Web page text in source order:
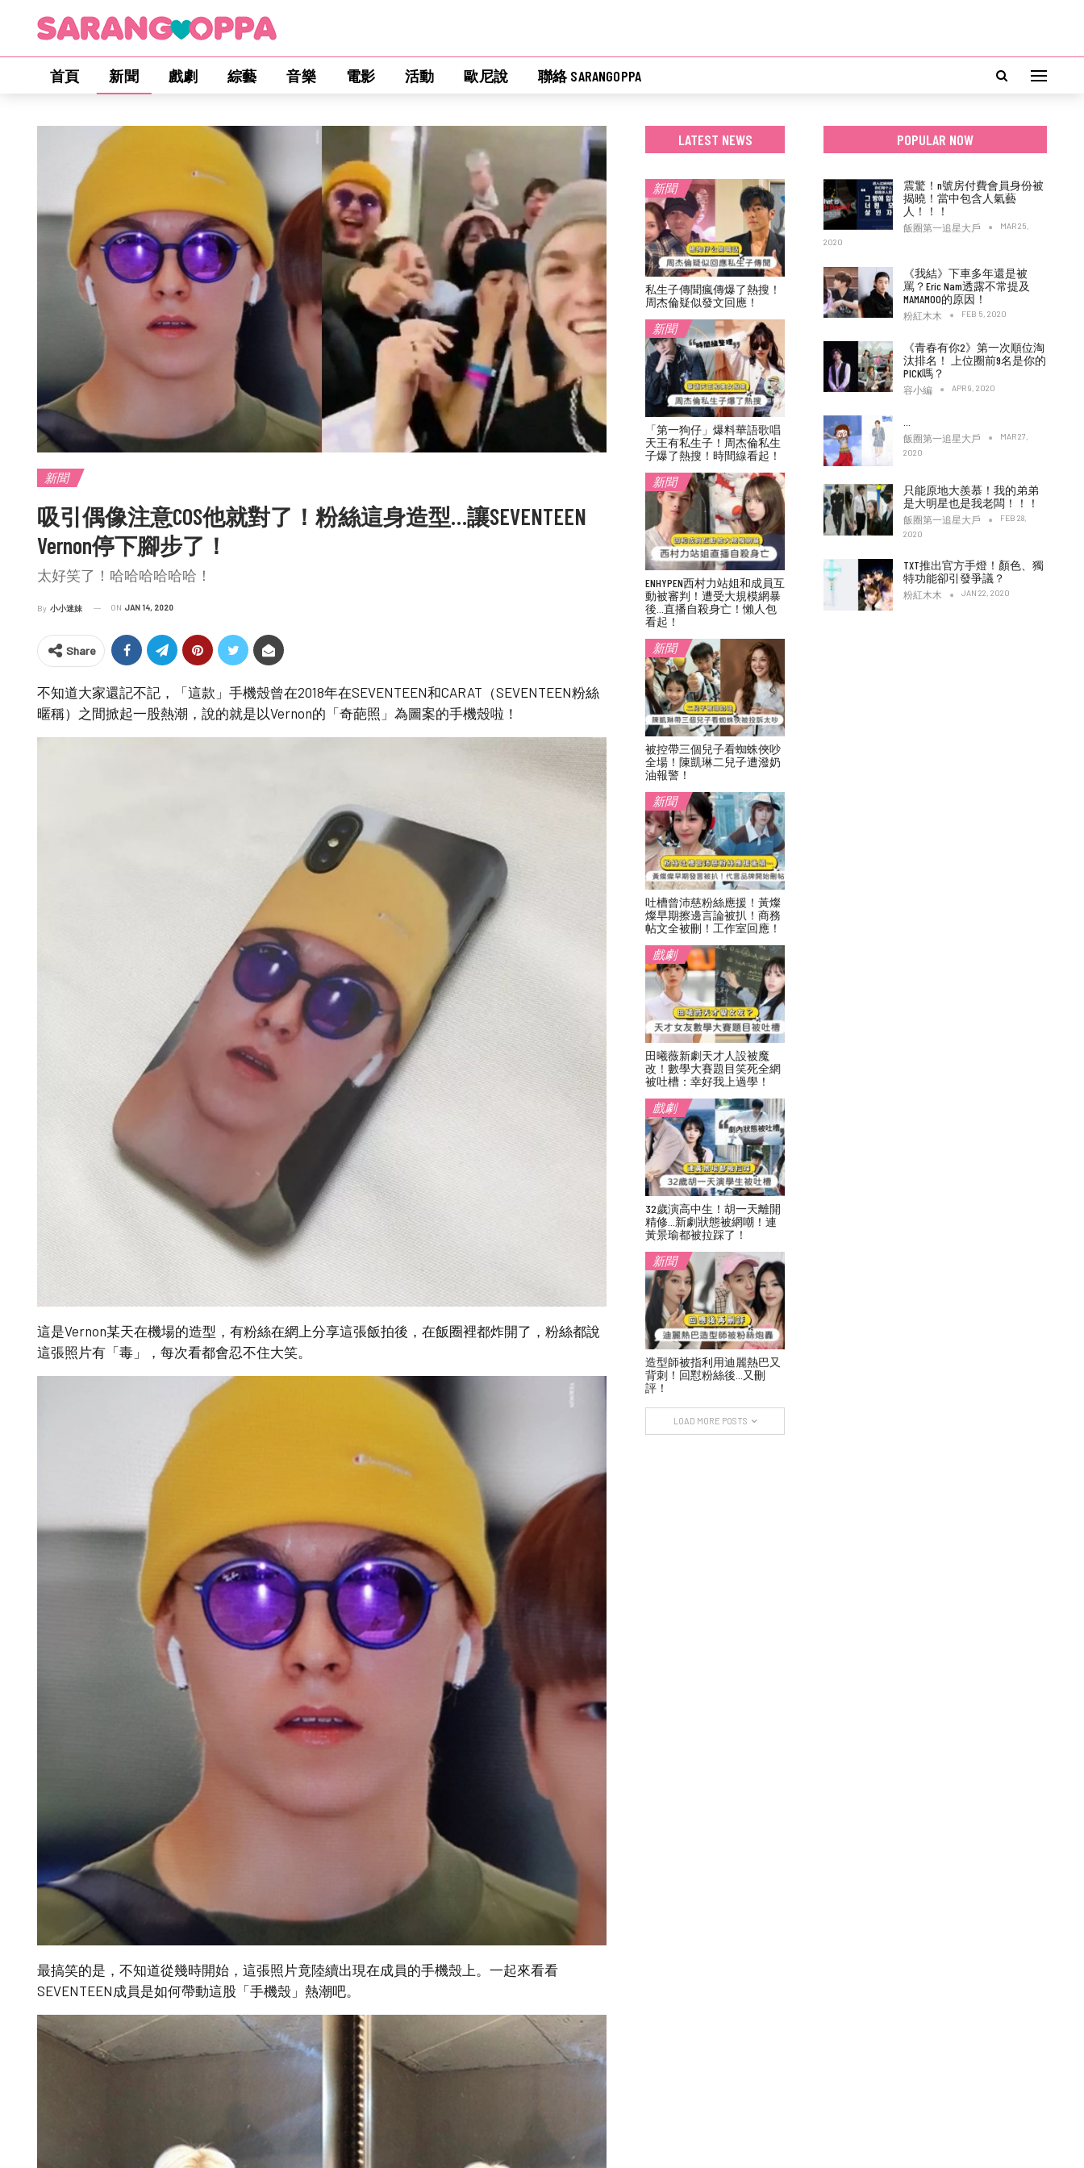
首頁 新聞 戲劇 綜藝 音樂 電影 活動 歐尼說 聯絡 SARANGOPPA
新聞
吸引偶像注意COS他就對了！粉絲這身造型…讓SEVENTEEN
Vernon停下腳步了！
太好笑了！哈哈哈哈哈哈！
By 小小迷妹 ON JAN 14, 2020
Share
不知道大家還記不記，「這款」手機殼曾在2018年在SEVENTEEN和CARAT（SEVENTEEN粉絲
暱稱）之間掀起一股熱潮，說的就是以Vernon的「奇葩照」為圖案的手機殼啦！
這是Vernon某天在機場的造型，有粉絲在網上分享這張飯拍後，在飯圈裡都炸開了，粉絲都說
這張照片有「毒」，每次看都會忍不住大笑。
最搞笑的是，不知道從幾時開始，這張照片竟陸續出現在成員的手機殼上。一起來看看
SEVENTEEN成員是如何帶動這股「手機殼」熱潮吧。
POPULAR NOW
震驚！n號房付費會員身份被
揭曉！當中包含人氣藝
人！！！
飯圈第一追星大戶
MAR 25,
2020
《我結》下車多年還是被
罵？Eric Nam透露不常提及
MAMAMOO的原因！
粉紅木木 FEB 5, 2020
《青春有你2》第一次順位淘
汰排名！ 上位圈前9名是你的
PICK嗎？
容小編 APR 9, 2020
飯圈第一追星大戶
MAR 27,
2020
只能原地大羨慕！我的弟弟
是大明星也是我老闆！！！
飯圈第一追星大戶
FEB 28,
2020
TXT推出官方手燈！顏色、獨
特功能卻引發爭議？
粉紅木木 JAN 22, 2020
LATEST NEWS
新聞
私生子傳聞瘋傳爆了熱搜！
周杰倫疑似發文回應！
新聞
「第一狗仔」爆料華語歌唱
天王有私生子！周杰倫私生
子爆了熱搜！時間線看起！
新聞
ENHYPEN西村力站姐和成員互
動被審判！遭受大規模網暴
後…直播自殺身亡！懶人包
看起！
新聞
被控帶三個兒子看蜘蛛俠吵
全場！陳凱琳二兒子遭潑奶
油報警！
新聞
吐槽曾沛慈粉絲應援！黃燦
燦早期擦邊言論被扒！商務
帖文全被刪！工作室回應！
戲劇
田曦薇新劇天才人設被魔
改！數學大賽題目笑死全網
被吐槽：幸好我上過學！
戲劇
32歲演高中生！胡一天離開
精修…新劇狀態被網嘲！連
黃景瑜都被拉踩了！
新聞
造型師被指利用迪麗熱巴又
背刺！回懟粉絲後…又刪
評！
LOAD MORE POSTS